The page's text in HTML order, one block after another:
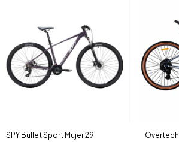
SPY Bullet Sport Mujer 29